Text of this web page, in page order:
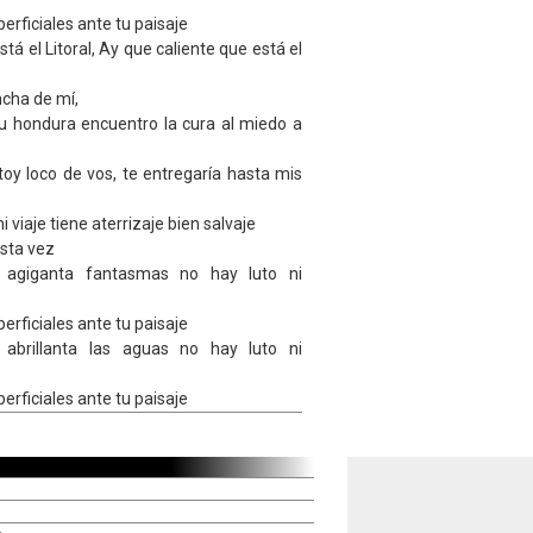
ante tu paisaje
el Litoral, Ay que caliente que está el
de mí,
hondura encuentro la cura al miedo a
loco de vos, te entregaría hasta mis
viaje tiene aterrizaje bien salvaje
vez
fantasmas no hay luto ni
ante tu paisaje
las aguas no hay luto ni
ante tu paisaje